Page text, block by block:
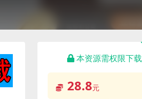
本资源需权限下载
28.8元